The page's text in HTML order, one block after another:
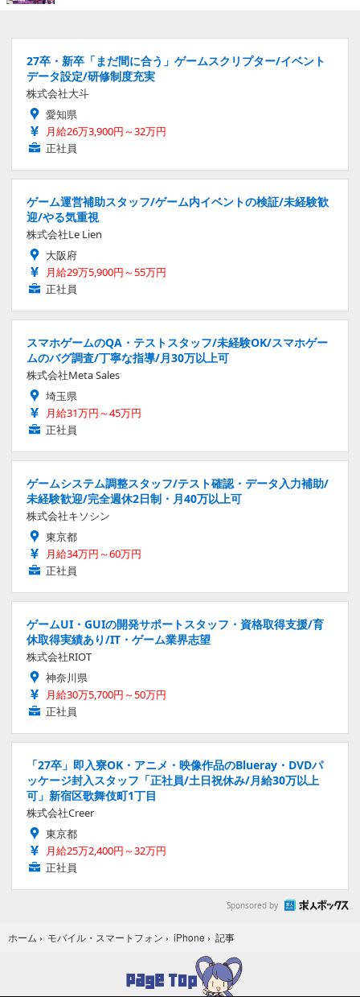
27卒・新卒「まだ間に合う」ゲームスクリプター/イベント
データ設定/研修制度充実
株式会社大斗
愛知県
月給26万3,900円～32万円
正社員
ゲーム運営補助スタッフ/ゲーム内イベントの検証/未経験歓
迎/やる気重視
株式会社Le Lien
大阪府
月給29万5,900円～55万円
正社員
スマホゲームのQA・テストスタッフ/未経験OK/スマホゲー
ムのバグ調査/丁寧な指導/月30万以上可
株式会社Meta Sales
埼玉県
月給31万円～45万円
正社員
ゲームシステム調整スタッフ/テスト確認・データ入力補助/
未経験歓迎/完全週休2日制・月40万以上可
株式会社キソシン
東京都
月給34万円～60万円
正社員
ゲームUI・GUIの開発サポートスタッフ・資格取得支援/育
休取得実績あり/IT・ゲーム業界志望
株式会社RIOT
神奈川県
月給30万5,700円～50万円
正社員
「27卒」即入寮OK・アニメ・映像作品のBlueray・DVDパ
ッケージ封入スタッフ「正社員/土日祝休み/月給30万以上
可」新宿区歌舞伎町1丁目
株式会社Creer
東京都
月給25万2,400円～32万円
正社員
Sponsored by
ホーム › モバイル・スマートフォン › iPhone › 記事